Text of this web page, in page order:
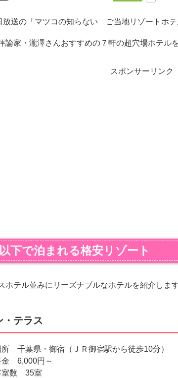
放送の「マツコの知らない ご当地リゾートホテ
論家・瀧澤さんおすすめの７軒の超穴場ホテル
スポンサーリンク
下で泊まれる格安リゾート
ホテル並みにリーズナブルなホテルを紹介します
・テラス
所 千葉県・御宿（ＪＲ御宿駅から徒歩10分）
金 6,000円～
室数 35室